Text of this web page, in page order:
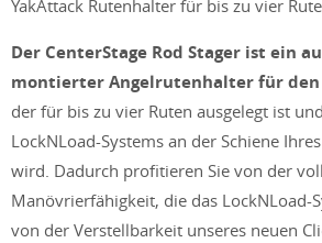
bis
zu
vier
Ruten
Menge
YakAttack Rutenhalter für bis zu vier
Der CenterStage Rod Stager ist ein
montierter Angelrutenhalter für den
der für bis zu vier Ruten ausgelegt ist
LockNLoad-Systems an der Schiene
wird. Dadurch profitieren Sie von der
Manövrierfähigkeit, die das LockNLoad-
von der Verstellbarkeit unseres neuen